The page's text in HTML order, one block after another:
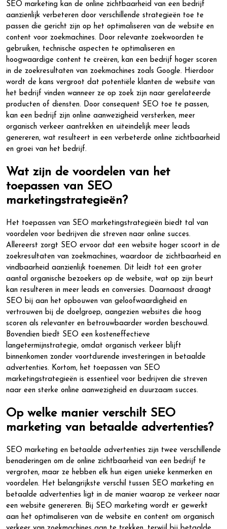
SEO marketing kan de online zichtbaarheid van een bedrijf
aanzienlijk verbeteren door verschillende strategieën toe te
passen die gericht zijn op het optimaliseren van de website en
content voor zoekmachines. Door relevante zoekwoorden te
gebruiken, technische aspecten te optimaliseren en
hoogwaardige content te creëren, kan een bedrijf hoger scoren
in de zoekresultaten van zoekmachines zoals Google. Hierdoor
wordt de kans vergroot dat potentiële klanten de website van
het bedrijf vinden wanneer ze op zoek zijn naar gerelateerde
producten of diensten. Door consequent SEO toe te passen,
kan een bedrijf zijn online aanwezigheid versterken, meer
organisch verkeer aantrekken en uiteindelijk meer leads
genereren, wat resulteert in een verbeterde online zichtbaarheid
en groei van het bedrijf.
Wat zijn de voordelen van het
toepassen van SEO
marketingstrategieën?
Het toepassen van SEO marketingstrategieën biedt tal van
voordelen voor bedrijven die streven naar online succes.
Allereerst zorgt SEO ervoor dat een website hoger scoort in de
zoekresultaten van zoekmachines, waardoor de zichtbaarheid en
vindbaarheid aanzienlijk toenemen. Dit leidt tot een groter
aantal organische bezoekers op de website, wat op zijn beurt
kan resulteren in meer leads en conversies. Daarnaast draagt
SEO bij aan het opbouwen van geloofwaardigheid en
vertrouwen bij de doelgroep, aangezien websites die hoog
scoren als relevanter en betrouwbaarder worden beschouwd.
Bovendien biedt SEO een kosteneffectieve
langetermijnstrategie, omdat organisch verkeer blijft
binnenkomen zonder voortdurende investeringen in betaalde
advertenties. Kortom, het toepassen van SEO
marketingstrategieën is essentieel voor bedrijven die streven
naar een sterke online aanwezigheid en duurzaam succes.
Op welke manier verschilt SEO
marketing van betaalde advertenties?
SEO marketing en betaalde advertenties zijn twee verschillende
benaderingen om de online zichtbaarheid van een bedrijf te
vergroten, maar ze hebben elk hun eigen unieke kenmerken en
voordelen. Het belangrijkste verschil tussen SEO marketing en
betaalde advertenties ligt in de manier waarop ze verkeer naar
een website genereren. Bij SEO marketing wordt er gewerkt
aan het optimaliseren van de website en content om organisch